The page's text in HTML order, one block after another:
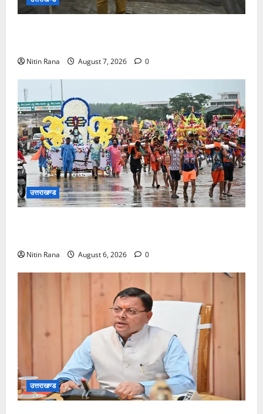
Nitin Rana August 7, 2026 0
उत्तराखण्ड
Nitin Rana August 6, 2026 0
उत्तराखण्ड